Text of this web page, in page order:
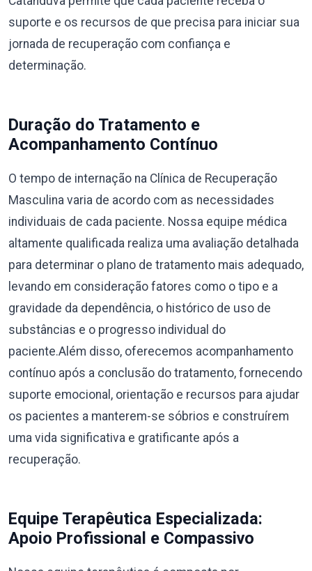
suporte e os recursos de que precisa para iniciar sua
jornada de recuperação com confiança e
determinação.
Duração do Tratamento e
Acompanhamento Contínuo
O tempo de internação na Clínica de Recuperação
Masculina varia de acordo com as necessidades
individuais de cada paciente. Nossa equipe médica
altamente qualificada realiza uma avaliação detalhada
para determinar o plano de tratamento mais adequado,
levando em consideração fatores como o tipo e a
gravidade da dependência, o histórico de uso de
substâncias e o progresso individual do
paciente.Além disso, oferecemos acompanhamento
contínuo após a conclusão do tratamento, fornecendo
suporte emocional, orientação e recursos para ajudar
os pacientes a manterem-se sóbrios e construírem
uma vida significativa e gratificante após a
recuperação.
Equipe Terapêutica Especializada:
Apoio Profissional e Compassivo